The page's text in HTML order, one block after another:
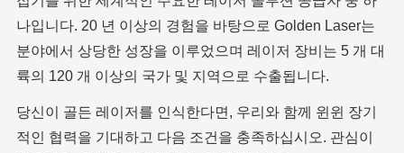
나입니다. 20 년 이상의 경험을 바탕으로 Golden Laser는
분야에서 상당한 성장을 이루었으며 레이저 장비는 5 개 대
륙의 120 개 이상의 국가 및 지역으로 수출됩니다.
당신이 골든 레이저를 인식한다면, 우리와 함께 윈윈 장기
적인 협력을 기대하고 다음 조건을 충족하십시오. 관심이